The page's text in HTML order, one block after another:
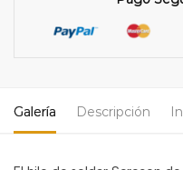
carbono
SG2
Bobina
Galería Descripción